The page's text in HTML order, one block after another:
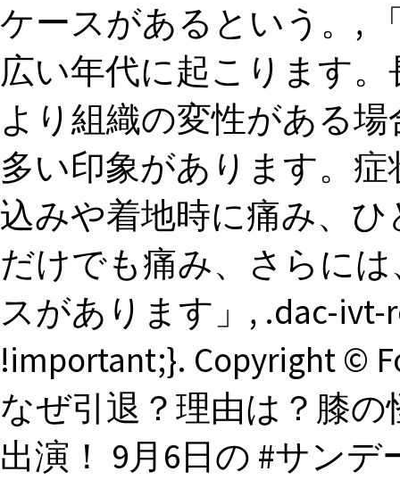
ケースがあるという。,
広い年代に起こります
より組織の変性がある
多い印象があります。
込みや着地時に痛み、
だけでも痛み、さらに
スがあります」, .dac-ivt-
!important;}. Copyright ©
なぜ引退？理由は？膝
出演！ 9月6日の #サン